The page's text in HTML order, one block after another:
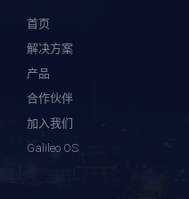
首页
解决方案
产品
合作伙伴
加入我们
Galileo OS